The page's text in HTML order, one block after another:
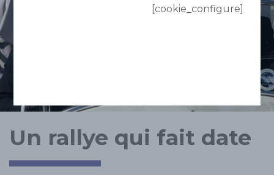
Un rallye qui fait date
[cookie_configure]